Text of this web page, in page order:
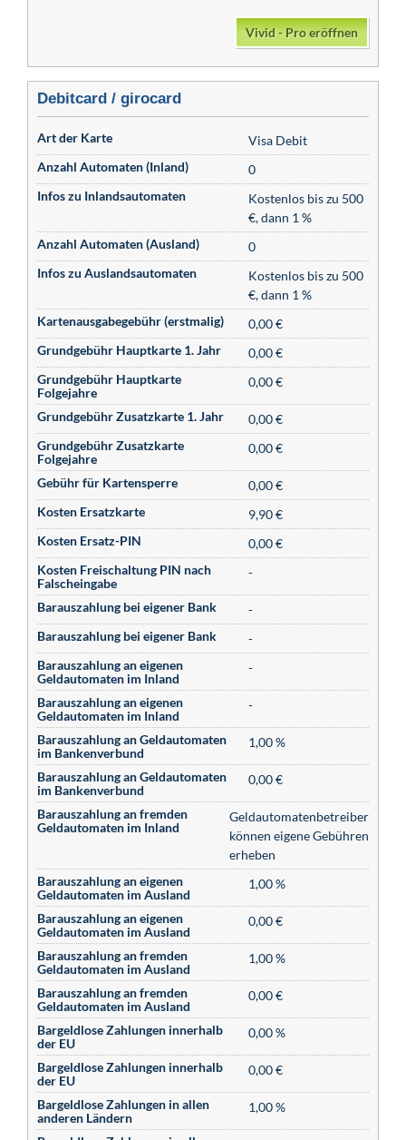
Vivid - Pro eröffnen
Debitcard / girocard
Art der Karte
Visa Debit
Anzahl Automaten (Inland)
0
Infos zu Inlandsautomaten
Kostenlos bis zu 500
€, dann 1 %
Anzahl Automaten (Ausland)
0
Infos zu Auslandsautomaten
Kostenlos bis zu 500
€, dann 1 %
Kartenausgabegebühr (erstmalig)
0,00 €
Grundgebühr Hauptkarte 1. Jahr
0,00 €
Grundgebühr Hauptkarte
Folgejahre
0,00 €
Grundgebühr Zusatzkarte 1. Jahr
0,00 €
Grundgebühr Zusatzkarte
Folgejahre
0,00 €
Gebühr für Kartensperre
0,00 €
Kosten Ersatzkarte
9,90 €
Kosten Ersatz-PIN
0,00 €
Kosten Freischaltung PIN nach
Falscheingabe
-
Barauszahlung bei eigener Bank
-
Barauszahlung bei eigener Bank
-
Barauszahlung an eigenen
Geldautomaten im Inland
-
Barauszahlung an eigenen
Geldautomaten im Inland
-
Barauszahlung an Geldautomaten
im Bankenverbund
1,00 %
Barauszahlung an Geldautomaten
im Bankenverbund
0,00 €
Barauszahlung an fremden
Geldautomaten im Inland
Geldautomatenbetreiber
können eigene Gebühren
erheben
Barauszahlung an eigenen
Geldautomaten im Ausland
1,00 %
Barauszahlung an eigenen
Geldautomaten im Ausland
0,00 €
Barauszahlung an fremden
Geldautomaten im Ausland
1,00 %
Barauszahlung an fremden
Geldautomaten im Ausland
0,00 €
Bargeldlose Zahlungen innerhalb
der EU
0,00 %
Bargeldlose Zahlungen innerhalb
der EU
0,00 €
Bargeldlose Zahlungen in allen
anderen Ländern
1,00 %